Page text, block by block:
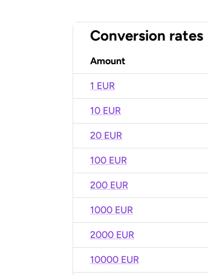
Conversion rates
Amount
1 EUR
10 EUR
20 EUR
100 EUR
200 EUR
1000 EUR
2000 EUR
10000 EUR